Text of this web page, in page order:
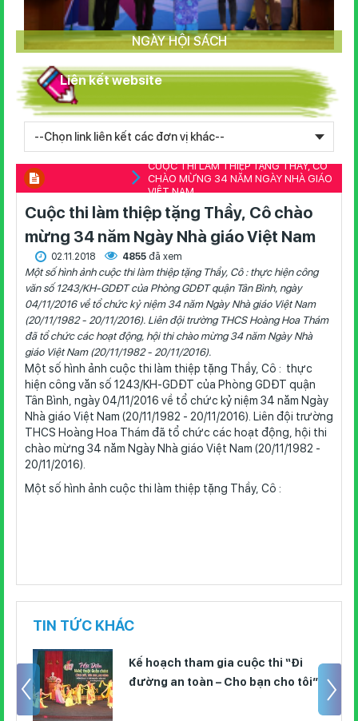
NGÀY HỘI SÁCH
Liên kết website
CUỘC THI LÀM THIỆP TẶNG THẦY, CÔ
CHÀO MỪNG 34 NĂM NGÀY NHÀ GIÁO
VIỆT NAM
Cuộc thi làm thiệp tặng Thầy, Cô chào
mừng 34 năm Ngày Nhà giáo Việt Nam
02.11.2018 4855 đã xem
Một số hình ảnh cuộc thi làm thiệp tặng Thầy, Cô : thực hiện công
văn số 1243/KH-GDĐT của Phòng GDĐT quận Tân Bình, ngày
04/11/2016 về tổ chức kỷ niệm 34 năm Ngày Nhà giáo Việt Nam
(20/11/1982 - 20/11/2016). Liên đội trường THCS Hoàng Hoa Thám
đã tổ chức các hoạt động, hội thi chào mừng 34 năm Ngày Nhà
giáo Việt Nam (20/11/1982 - 20/11/2016).
Một số hình ảnh cuộc thi làm thiệp tặng Thầy, Cô : thực
hiện công văn số 1243/KH-GDĐT của Phòng GDĐT quận
Tân Bình, ngày 04/11/2016 về tổ chức kỷ niệm 34 năm Ngày
Nhà giáo Việt Nam (20/11/1982 - 20/11/2016). Liên đội trường
THCS Hoàng Hoa Thám đã tổ chức các hoạt động, hội thi
chào mừng 34 năm Ngày Nhà giáo Việt Nam (20/11/1982 -
20/11/2016).
Một số hình ảnh cuộc thi làm thiệp tặng Thầy, Cô :
TIN TỨC KHÁC
Kế hoạch tham gia cuộc thi “Đi
đường an toàn – Cho bạn cho tôi”